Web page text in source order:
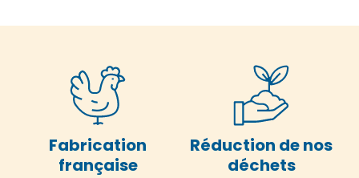
Fabrication
française
Réduction de nos
déchets